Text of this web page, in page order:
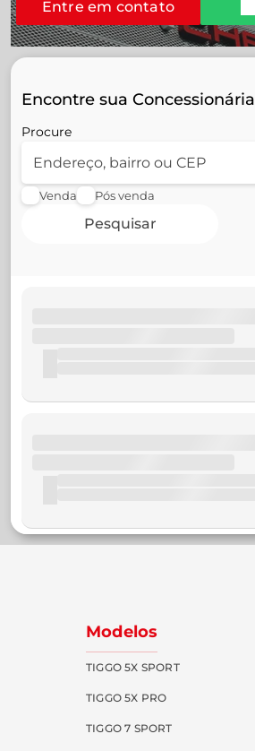
Entre em contato
Encontre sua Concessionária
Procure
Venda Pós venda
Pesquisar
Modelos
TIGGO 5X SPORT
TIGGO 5X PRO
TIGGO 7 SPORT